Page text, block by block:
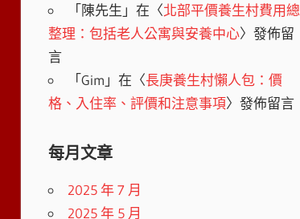
「陳先生 」在〈北部平價養生村費用總
整理：包括老人公寓與安養中心〉發佈留
言
「Gim 」在〈長庚養生村懶人包：價
格、入住率、評價和注意事項〉發佈留言
每月文章
2025 年 7 月
2025 年 5 月